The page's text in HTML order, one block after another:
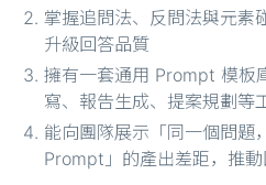
掌握追問法、反問法與元素
升級回答品質
擁有一套通用 Prompt 模板
寫、報告生成、提案規劃等
能向團隊展示「同一個問題
Prompt」的產出差距，推